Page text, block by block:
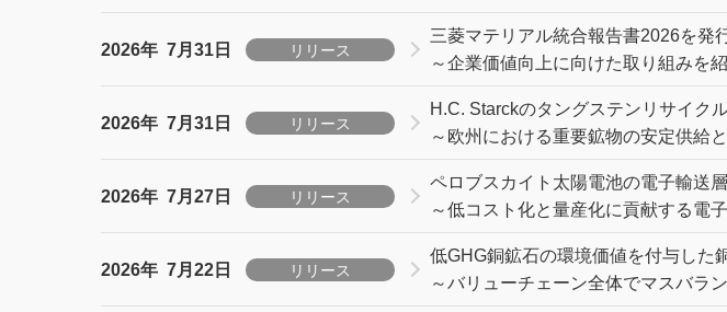
2026年 7月31日 リリース
三菱マテリアル統合報告書2026を発
～企業価値向上に向けた取り組みを
2026年 7月31日 リリース
H.C. Starckのタングステンリサイク
～欧州における重要鉱物の安定供給
2026年 7月27日 リリース
ペロブスカイト太陽電池の電子輸送
～低コスト化と量産化に貢献する電
2026年 7月22日 リリース
低GHG銅鉱石の環境価値を付与した
～バリューチェーン全体でマスバラ